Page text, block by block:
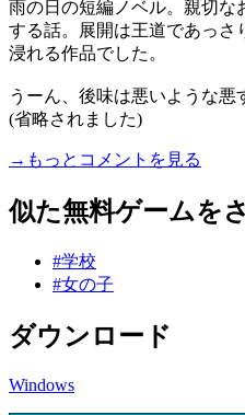
雨の日の短編ノベル。親切な
する話。展開は王道であっさ
浸れる作品でした。
うーん、後味は悪いような悪
(省略されました)
→もっとコメントを見る
似た無料ゲームを
#学校
#女の子
ダウンロード
Windows